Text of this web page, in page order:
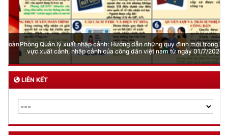
Phòng Quản lý xuất nhập cảnh: Hướng dẫn những quy định mới trong lĩnh
vực xuất cảnh, nhập cảnh của công dân việt nam từ ngày 01/7/2026
LIÊN KẾT